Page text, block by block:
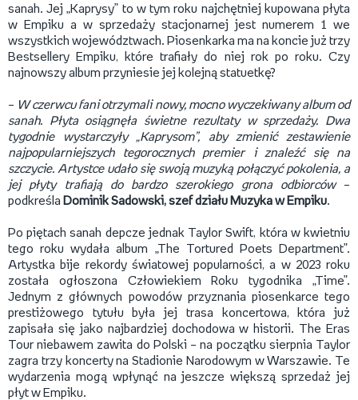
sanah. Jej „Kaprysy” to w tym roku najchętniej kupowana płyta
w Empiku a w sprzedaży stacjonarnej jest numerem 1 we
wszystkich województwach. Piosenkarka ma na koncie już trzy
Bestsellery Empiku, które trafiały do niej rok po roku. Czy
najnowszy album przyniesie jej kolejną statuetkę?
– W czerwcu fani otrzymali nowy, mocno wyczekiwany album od
sanah. Płyta osiągnęła świetne rezultaty w sprzedaży. Dwa
tygodnie wystarczyły „Kaprysom”, aby zmienić zestawienie
najpopularniejszych tegorocznych premier i znaleźć się na
szczycie. Artystce udało się swoją muzyką połączyć pokolenia, a
jej płyty trafiają do bardzo szerokiego grona odbiorców –
podkreśla Dominik Sadowski, szef działu Muzyka w Empiku.
Po piętach sanah depcze jednak Taylor Swift, która w kwietniu
tego roku wydała album „The Tortured Poets Department”.
Artystka bije rekordy światowej popularności, a w 2023 roku
została ogłoszona Człowiekiem Roku tygodnika „Time”.
Jednym z głównych powodów przyznania piosenkarce tego
prestiżowego tytułu była jej trasa koncertowa, która już
zapisała się jako najbardziej dochodowa w historii. The Eras
Tour niebawem zawita do Polski – na początku sierpnia Taylor
zagra trzy koncerty na Stadionie Narodowym w Warszawie. Te
wydarzenia mogą wpłynąć na jeszcze większą sprzedaż jej
płyt w Empiku.